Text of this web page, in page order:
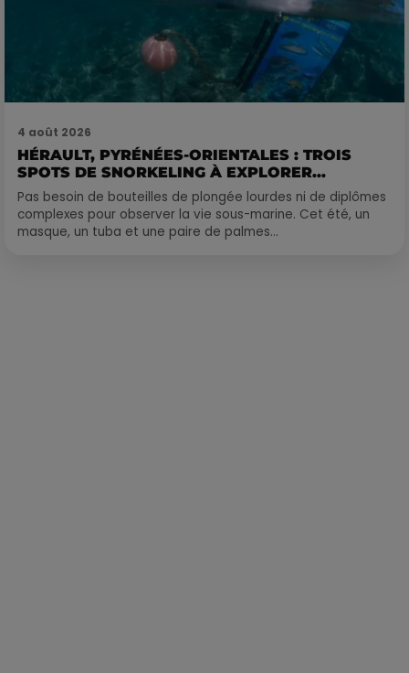
4 août 2026
HÉRAULT, PYRÉNÉES-ORIENTALES : TROIS
SPOTS DE SNORKELING À EXPLORER...
Pas besoin de bouteilles de plongée lourdes ni de diplômes
complexes pour observer la vie sous-marine. Cet été, un
masque, un tuba et une paire de palmes...